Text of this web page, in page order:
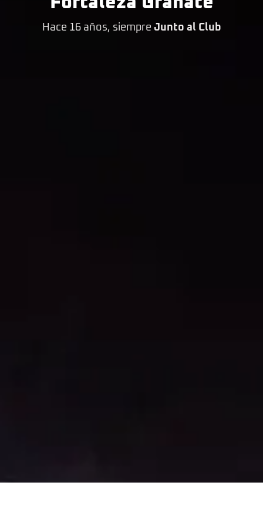
Hace 16 años, siempre Junto al Club